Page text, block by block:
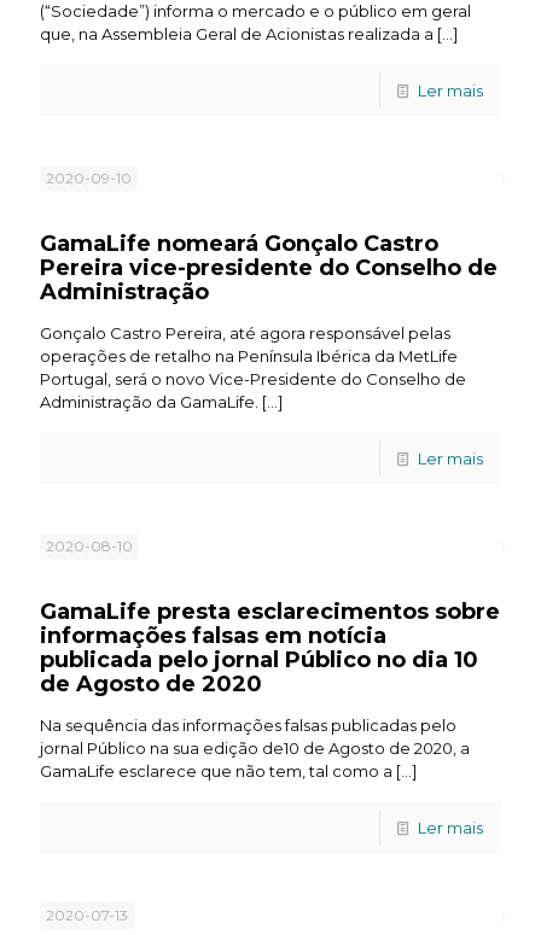
(“Sociedade”) informa o mercado e o público em geral
que, na Assembleia Geral de Acionistas realizada a […]
Ler mais
2020-09-10
GamaLife nomeará Gonçalo Castro
Pereira vice-presidente do Conselho de
Administração
Gonçalo Castro Pereira, até agora responsável pelas
operações de retalho na Península Ibérica da MetLife
Portugal, será o novo Vice-Presidente do Conselho de
Administração da GamaLife. […]
Ler mais
2020-08-10
GamaLife presta esclarecimentos sobre
informações falsas em notícia
publicada pelo jornal Público no dia 10
de Agosto de 2020
Na sequência das informações falsas publicadas pelo
jornal Público na sua edição de10 de Agosto de 2020, a
GamaLife esclarece que não tem, tal como a […]
Ler mais
2020-07-13